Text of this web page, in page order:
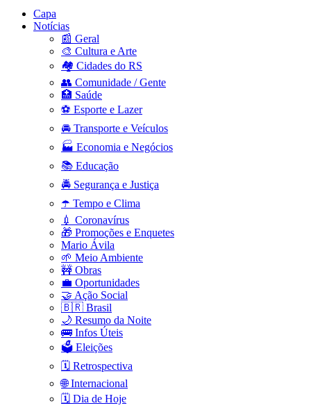
Capa
Notícias
📰 Geral
🎨 Cultura e Arte
🏘️ Cidades do RS
👥 Comunidade / Gente
🏥 Saúde
⚽ Esporte e Lazer
🚘 Transporte e Veículos
🏭 Economia e Negócios
📚 Educação
🚔 Segurança e Justiça
☂️ Tempo e Clima
💉 Coronavírus
🎁 Promoções e Enquetes
Mario Ávila
🌱 Meio Ambiente
🚧 Obras
💼 Oportunidades
🤝 Ação Social
🇧🇷 Brasil
🌙 Resumo da Noite
🚌 Infos Úteis
🗳️ Eleições
🗓️ Retrospectiva
🌐 Internacional
🗓️ Dia de Hoje